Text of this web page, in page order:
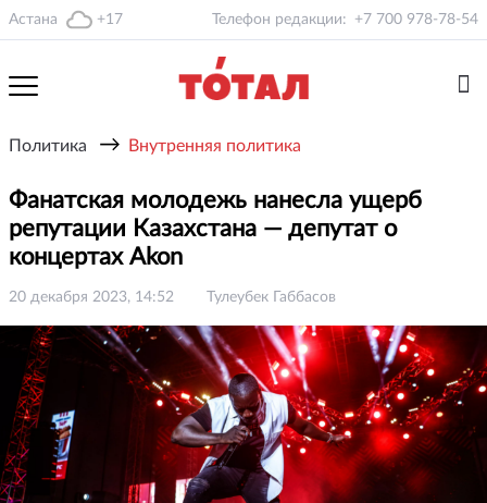
Астана +17 Телефон редакции: +7 700 978-78-54
Политика → Внутренняя политика
Фанатская молодежь нанесла ущерб
репутации Казахстана — депутат о
концертах Akon
20 декабря 2023, 14:52 Тулеубек Габбасов